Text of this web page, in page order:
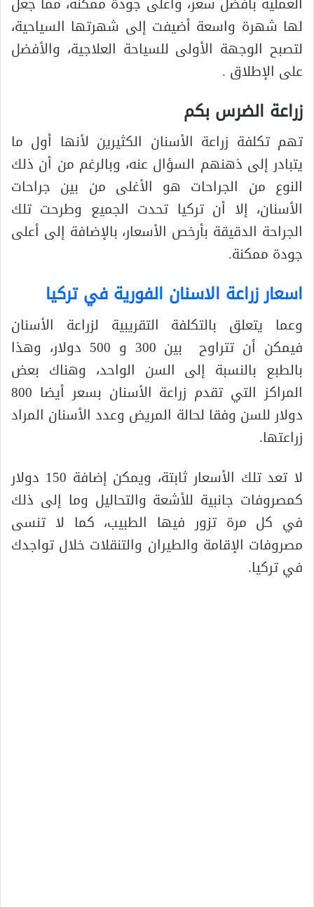
لها شهرة واسعة أضيفت إلى شهرتها السياحية،
لتصبح الوجهة الأولى للسياحة العلاجية، والأفضل
على الإطلاق .
زراعة الضرس بكم
تهم تكلفة زراعة الأسنان الكثيرين لأنها أول ما
يتبادر إلى ذهنهم السؤال عنه، وبالرغم من أن ذلك
النوع من الجراحات هو الأغلى من بين جراحات
الأسنان، إلا أن تركيا تحدت الجميع وطرحت تلك
الجراحة الدقيقة بأرخص الأسعار، بالإضافة إلى أعلى
جودة ممكنة.
اسعار زراعة الاسنان الفورية في تركيا
وعما يتعلق بالتكلفة التقريبية لزراعة الأسنان
فيمكن أن تتراوح بين 300 و 500 دولار، وهذا
بالطبع بالنسبة إلى السن الواحد، وهناك بعض
المراكز التي تقدم زراعة الأسنان بسعر أيضا 800
دولار للسن وفقا لحالة المريض وعدد الأسنان المراد
زراعتها.
لا تعد تلك الأسعار ثابتة، ويمكن إضافة 150 دولار
كمصروفات جانبية للأشعة والتحاليل وما إلى ذلك
في كل مرة تزور فيها الطبيب، كما لا تنسى
مصروفات الإقامة والطيران والتنقلات خلال تواجدك
في تركيا.